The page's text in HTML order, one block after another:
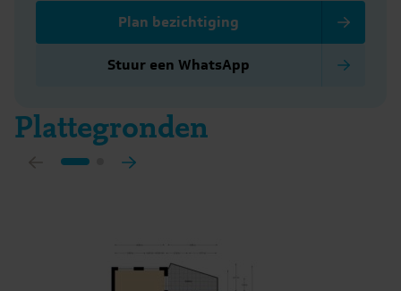
op voor jouw belang en bespaart je tijd, geld en zorgen.
Adressen van collega NVM-aankoopmakelaars vind je op
Plan bezichtiging
Stuur een WhatsApp
Plattegronden